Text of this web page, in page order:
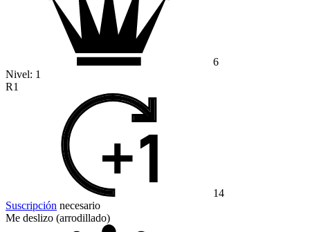
6
Nivel: 1
R1
14
Suscripción necesario
Me deslizo (arrodillado)